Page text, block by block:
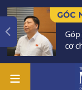
Cần chuyển từ 'xin
tạo cơ chế'